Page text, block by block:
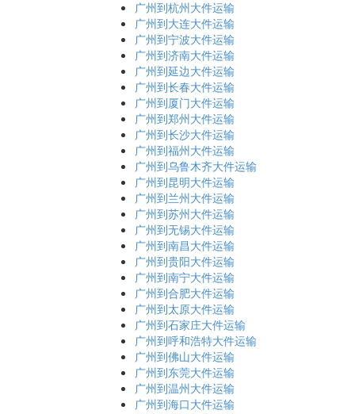
广州到杭州大件运输
广州到大连大件运输
广州到宁波大件运输
广州到济南大件运输
广州到延边大件运输
广州到长春大件运输
广州到厦门大件运输
广州到郑州大件运输
广州到长沙大件运输
广州到福州大件运输
广州到乌鲁木齐大件运输
广州到昆明大件运输
广州到兰州大件运输
广州到苏州大件运输
广州到无锡大件运输
广州到南昌大件运输
广州到贵阳大件运输
广州到南宁大件运输
广州到合肥大件运输
广州到太原大件运输
广州到石家庄大件运输
广州到呼和浩特大件运输
广州到佛山大件运输
广州到东莞大件运输
广州到温州大件运输
广州到海口大件运输